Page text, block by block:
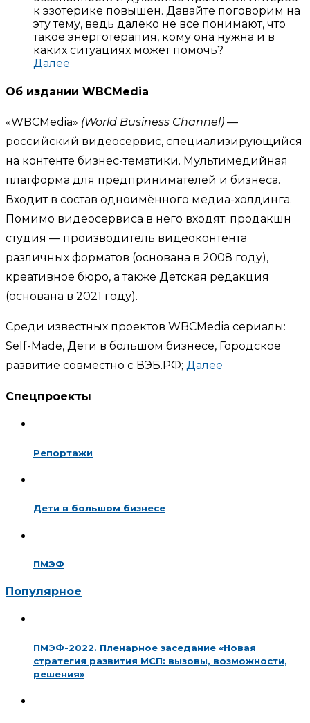
к эзотерике повышен. Давайте поговорим на
эту тему, ведь далеко не все понимают, что
такое энерготерапия, кому она нужна и в
каких ситуациях может помочь?
Далее
Об издании WBCMedia
«WBCMedia» (World Business Channel) —
российский видеосервис, специализирующийся
на контенте бизнес-тематики. Мультимедийная
платформа для предпринимателей и бизнеса.
Входит в состав одноимённого медиа-холдинга.
Помимо видеосервиса в него входят: продакшн
студия — производитель видеоконтента
различных форматов (основана в 2008 году),
креативное бюро, а также Детская редакция
(основана в 2021 году).
Среди известных проектов WBCMedia сериалы:
Self-Made, Дети в большом бизнесе, Городское
развитие совместно с ВЭБ.РФ; Далее
Спецпроекты
Репортажи
Дети в большом бизнесе
ПМЭФ
Популярное
ПМЭФ-2022. Пленарное заседание «Новая
стратегия развития МСП: вызовы, возможности,
решения»